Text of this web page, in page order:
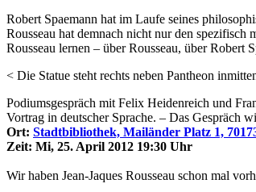
Robert Spaemann hat im Laufe seines
Rousseau hat demnach nicht nur den
Rousseau lernen – über Rousseau, über Robert
< Die Statue steht rechts neben Pantheon
Podiumsgespräch mit Felix Heidenreich und
Vortrag in deutscher Sprache. – Das Gespräch
Ort: Stadtbibliothek, Mailänder Platz 1,
Zeit: Mi, 25. April 2012 19:30 Uhr
Wir haben Jean-Jaques Rousseau schon mal